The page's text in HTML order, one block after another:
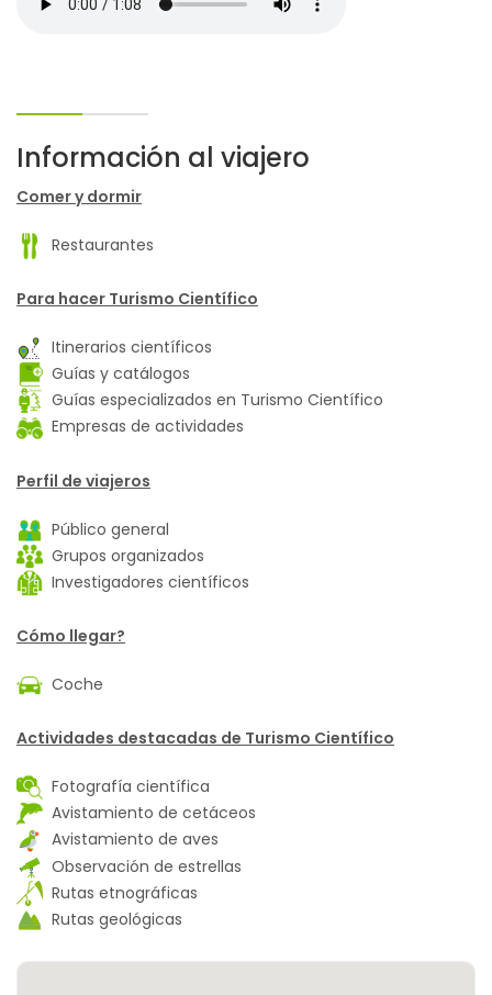
Información al viajero
Comer y dormir
Restaurantes
Para hacer Turismo Científico
Itinerarios científicos
Guías y catálogos
Guías especializados en Turismo Científico
Empresas de actividades
Perfil de viajeros
Público general
Grupos organizados
Investigadores científicos
Cómo llegar?
Coche
Actividades destacadas de Turismo Científico
Fotografía científica
Avistamiento de cetáceos
Avistamiento de aves
Observación de estrellas
Rutas etnográficas
Rutas geológicas